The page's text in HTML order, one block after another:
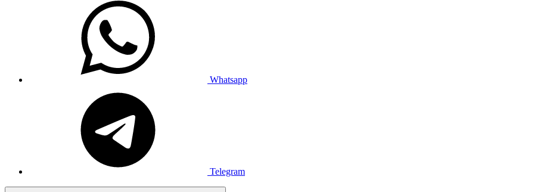
Whatsapp
Telegram